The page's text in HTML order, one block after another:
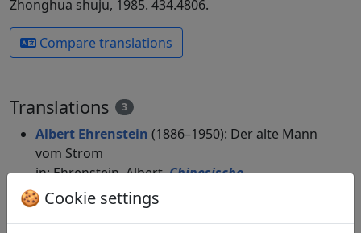
Zhonghua shuju, 1985. 434.4806.
Compare translations
Translations 3
Albert Ehrenstein (1886–1950): Der alte Mann
vom Strom
in: Ehrenstein, Albert.Chinesische
Dichtungen. Lyrik, Werke. München: Klaus
Boer Verlag, 1995. p. 268.
🍪 Cookie settings